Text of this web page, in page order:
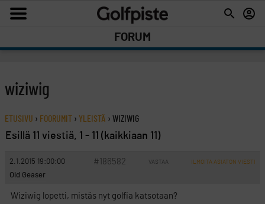
FORUM
wiziwig
ETUSIVU › FOORUMIT › YLEISTÄ › WIZIWIG
Esillä 11 viestiä, 1 - 11 (kaikkiaan 11)
2.1.2015 19:00:00 #186582 VASTAA ILMOITA ASIATON VIESTI
Old Geaser
Wiziwig lopetti, mistäs nyt golfia katsotaan?